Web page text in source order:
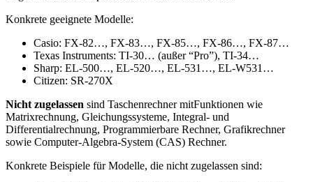
Konkrete geeignete Modelle:
Casio: FX-82…, FX-83…, FX-85…, FX-86…, FX-87…
Texas Instruments: TI-30… (außer “Pro”), TI-34…
Sharp: EL-500…, EL-520…, EL-531…, EL-W531…
Citizen: SR-270X
Nicht zugelassen sind Taschenrechner mitFunktionen wie
Matrixrechnung, Gleichungssysteme, Integral- und
Differentialrechnung, Programmierbare Rechner, Grafikrechner
sowie Computer-Algebra-System (CAS) Rechner.
Konkrete Beispiele für Modelle, die nicht zugelassen sind: